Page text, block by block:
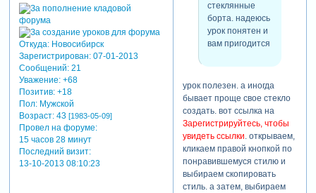
Откуда:Новосибирск
Зарегистрирован: 07-01-2013
Сообщений:21
Уважение: +68
Позитив: +18
Пол:Мужской
Возраст:43 [1983-05-09]
Провел на форуме:
15 часов 28 минут
Последний визит:
13-10-2013 08:10:23
стеклянные
борта. надеюсь
урок понятен и
вам пригодится
урок полезен. а иногда
бывает проще свое стекло
создать. вот ссылка на
Зарегистрируйтесь, чтобы
увидеть ссылки. открываем,
кликаем правой кнопкой по
понравившемуся стилю и
выбираем скопировать
стиль. а затем, выбираем